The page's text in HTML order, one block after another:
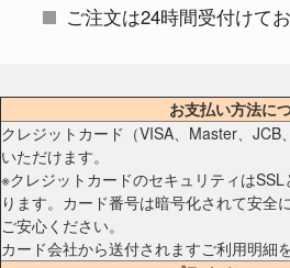
ご注文は24時間受付けて
お支払い方法に
クレジットカード（VISA、Master、JCB
いただけます。
※クレジットカードのセキュリティは
ります。カード番号は暗号化されて安全
ご安心ください。
カード会社から送付されますご利用明細